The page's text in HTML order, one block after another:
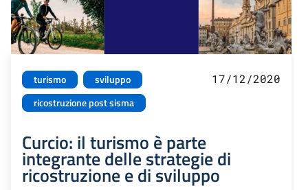
turismo
sviluppo
ricostruzione post sisma
17/12/2020
Curcio: il turismo è parte
integrante delle strategie di
ricostruzione e di sviluppo